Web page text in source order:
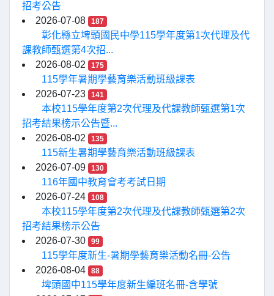
招考公告
2026-07-08
187
彰化縣立埤頭國民中學115學年度第1次代理及代
課教師甄選第4次招...
2026-08-02
175
115學年暑期學藝育樂活動班級課表
2026-07-23
141
本校115學年度第2次代理及代課教師甄選第1次
招考結果榜示公告暨...
2026-08-02
135
115新生暑期學藝育樂活動班級課表
2026-07-09
130
116年國中教育會考考試日期
2026-07-24
108
本校115學年度第2次代理及代課教師甄選第2次
招考結果榜示公告
2026-07-30
99
115學年度新生-暑期學藝育樂活動名冊-公告
2026-08-04
88
埤頭國中115學年度新生編班名冊-含學號